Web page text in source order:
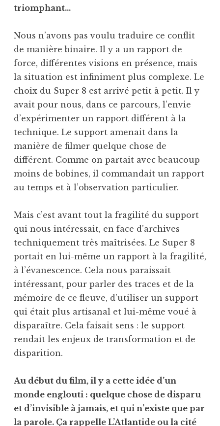
triomphant…
Nous n’avons pas voulu traduire ce conflit
de manière binaire. Il y a un rapport de
force, différentes visions en présence, mais
la situation est infiniment plus complexe. Le
choix du Super 8 est arrivé petit à petit. Il y
avait pour nous, dans ce parcours, l’envie
d’expérimenter un rapport différent à la
technique. Le support amenait dans la
manière de filmer quelque chose de
différent. Comme on partait avec beaucoup
moins de bobines, il commandait un rapport
au temps et à l’observation particulier.
Mais c’est avant tout la fragilité du support
qui nous intéressait, en face d’archives
techniquement très maîtrisées. Le Super 8
portait en lui-même un rapport à la fragilité,
à l’évanescence. Cela nous paraissait
intéressant, pour parler des traces et de la
mémoire de ce fleuve, d’utiliser un support
qui était plus artisanal et lui-même voué à
disparaître. Cela faisait sens : le support
rendait les enjeux de transformation et de
disparition.
Au début du film, il y a cette idée d’un
monde englouti : quelque chose de disparu
et d’invisible à jamais, et qui n’existe que par
la parole. Ça rappelle L’Atlantide ou la cité